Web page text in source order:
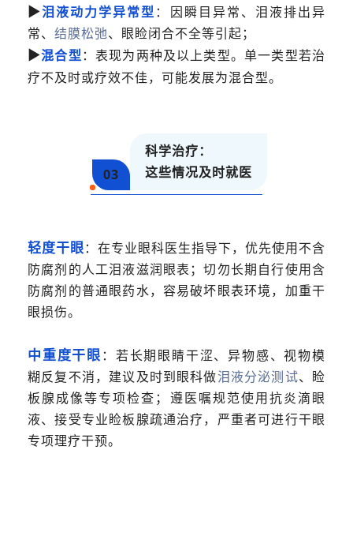
►泪液动力学异常型 ：因瞬目异常、泪液排出异
常、 结膜松弛、眼睑闭合不全等引起；
►混合型：表现为两种及以上类型。单一类型若治
疗不及时或疗效不佳，可能发展为混合型。
03
科学治疗：
这些情况及时就医
轻度干眼：在专业眼科医生指导下，优先使用不含
防腐剂的人工泪液滋润眼表；切勿长期自行使用含
防腐剂的普通眼药水，容易破坏眼表环境，加重干
眼损伤。
中重度干眼 ： 若长期眼睛干涩、异物感、视物模
糊反复不消，建议及时到眼科做泪液分泌测试、睑
板腺成像等专项检查；遵医嘱规范使用抗炎滴眼
液、接受专业睑板腺疏通治疗，严重者可进行干眼
专项理疗干预。